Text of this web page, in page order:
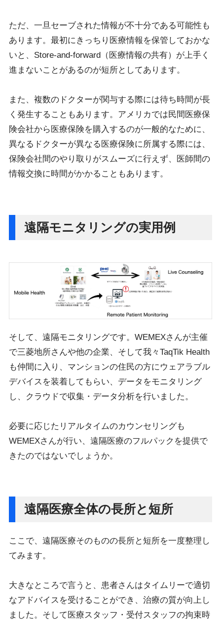
ただ、一旦セーブされた情報が不十分である可能性も
あります。最初にきっちり医療情報を保管しておかな
いと、Store-and-forward（医療情報の共有）が上手く
進まないことがあるのが短所としてあります。
また、複数のドクターが関与する際には待ち時間が長
く発生することもあります。アメリカでは民間医療保
険会社から医療保険を購入するのが一般的なために、
異なるドクターが異なる医療保険に所属する際には、
保険会社間のやり取りがスムーズに行えず、医師間の
情報交換に時間がかかることもあります。
遠隔モニタリングの実用例
そして、遠隔モニタリングです。WEMEXさんが主催
で三菱地所さんや他の企業、そして我々TaqTik Health
も仲間に入り、マンションの住民の方にウェアラブル
デバイスを装着してもらい、データをモニタリング
し、クラウドで収集・データ分析を行いました。
必要に応じたリアルタイムのカウンセリングも
WEMEXさんが行い、遠隔医療のフルパックを提供で
きたのではないでしょうか。
遠隔医療全体の長所と短所
ここで、遠隔医療そのものの長所と短所を一度整理し
てみます。
大きなところで言うと、患者さんはタイムリーで適切
なアドバイスを受けることができ、治療の質が向上し
ました。そして医療スタッフ・受付スタッフの拘束時